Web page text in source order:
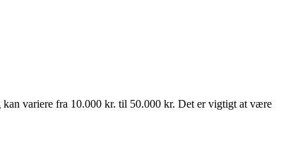
variere fra 10.000 kr. til 50.000 kr. Det er vigtigt at være